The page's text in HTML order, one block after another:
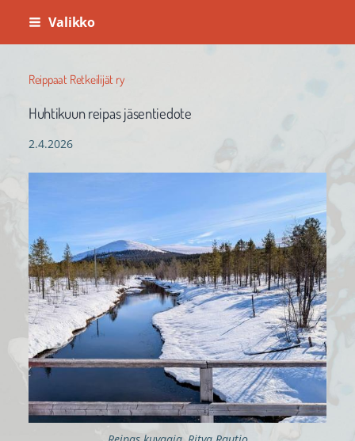
Siirry
sivun
Valikko
Reippaat Retkeilijät ry
Huhtikuun reipas jäsentiedote
2.4.2026